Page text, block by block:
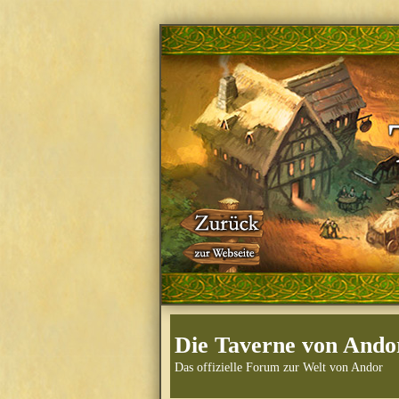
Die Taverne von
Das offizielle Forum zur Welt von Andor